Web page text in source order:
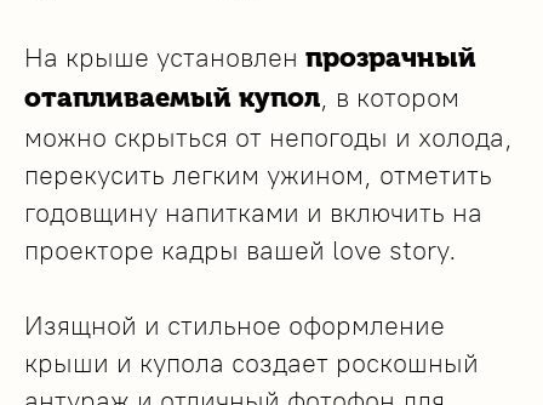
На крыше установлен прозрачный
отапливаемый купол, в котором
можно скрыться от непогоды и холода,
перекусить легким ужином, отметить
годовщину напитками и включить на
проекторе кадры вашей love story.
Изящной и стильное оформление
крыши и купола создает роскошный